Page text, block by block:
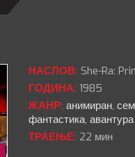
НАСЛОВ: She-Ra:
ГОДИНА: 1985
ЖАНР: анимиран,
фантастика, авантура
ТРАЕЊЕ: 22 мин